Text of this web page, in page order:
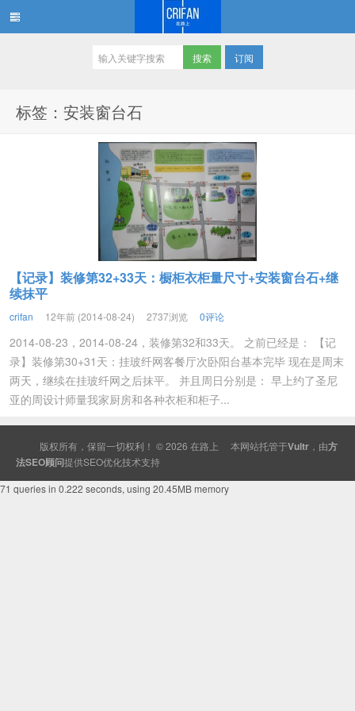
订阅
标签：安装窗台石
【记录】装修第32+33天：橱柜衣柜量尺寸+安装窗台石+继
续抹平
crifan 12年前 (2014-08-24) 2737浏览 0评论
2014-08-23，2014-08-24，装修第32和33天。 之前已经是： 【记
录】装修第30+31天：挂玻纤网客餐厅次卧阳台基本完毕 现在是周末
两天，继续在挂玻纤网之后抹平。 并且周日分别是： 早上约了圣尼
亚的周设计师量我家厨房和各种衣柜和柜子...
版权所有，保留一切权利！ © 2026 在路上 本网站托管于Vultr ，由方
法SEO顾问提供SEO优化技术支持
71 queries in 0.222 seconds, using 20.45MB memory